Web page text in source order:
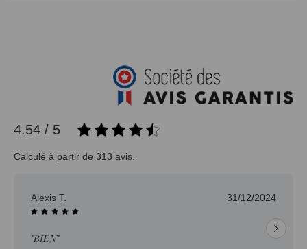
4.54 / 5
Calculé à partir de 313 avis.
Alexis T. 31/12/2024
"BIEN"